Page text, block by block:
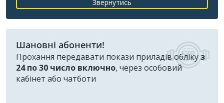
Звернутись
Шановні абоненти!
Прохання передавати покази приладів облікуз
24 по 30 число включно, через особовий
кабінет або чатботи